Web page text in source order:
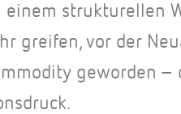
strukturellen
greifen, vor der
geworden –